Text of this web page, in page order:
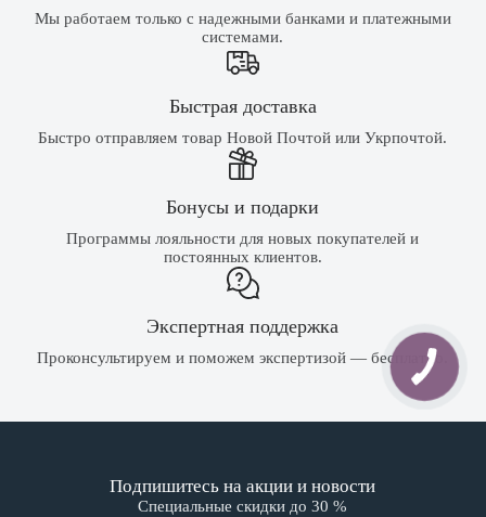
Мы работаем только с надежными банками и платежными
системами.
Быстрая доставка
Быстро отправляем товар Новой Почтой или Укрпочтой.
Бонусы и подарки
Программы лояльности для новых покупателей и
постоянных клиентов.
Экспертная поддержка
Проконсультируем и поможем экспертизой — бесплатно.
Подпишитесь на акции и новости
Специальные скидки до 30 %